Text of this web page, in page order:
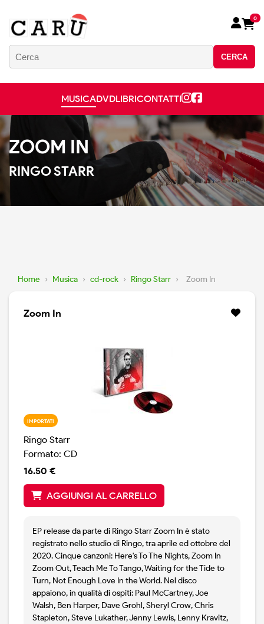
CERCA
0
MUSICADVDLIBRICONTATTI
ZOOM IN
RINGO STARR
Home › Musica › cd-rock › Ringo Starr › Zoom In
Zoom In
IMPORTATI
Ringo Starr
Formato: CD
16.50 €
AGGIUNGI AL CARRELLO
EP release da parte di Ringo Starr Zoom In è stato
registrato nello studio di Ringo, tra aprile ed ottobre del
2020. Cinque canzoni: Here's To The Nights, Zoom In
Zoom Out, Teach Me To Tango, Waiting for the Tide to
Turn, Not Enough Love In the World. Nel disco
appaiono, in qualità di ospiti: Paul McCartney, Joe
Walsh, Ben Harper, Dave Grohl, Sheryl Crow, Chris
Stapleton, Steve Lukather, Jenny Lewis, Lenny Kravitz,